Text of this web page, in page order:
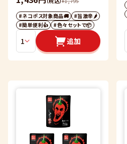
#ネコポス対象商品🚚
#旨激辛🌶
#簡単便利👍
#色々セットで📦
追加